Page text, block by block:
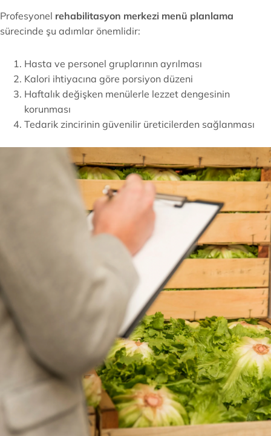
Profesyonel rehabilitasyon merkezi menü planlama
sürecinde şu adımlar önemlidir:
Hasta ve personel gruplarının ayrılması
Kalori ihtiyacına göre porsiyon düzeni
Haftalık değişken menülerle lezzet dengesinin
korunması
Tedarik zincirinin güvenilir üreticilerden sağlanması